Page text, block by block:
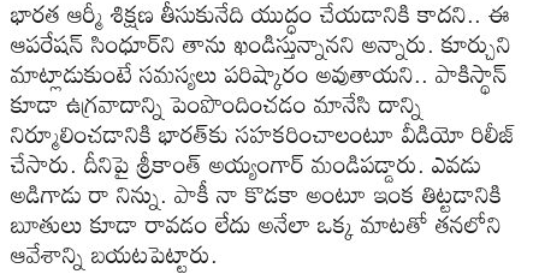
భార‌త ఆర్మీ శిక్ష‌ణ తీసుకునేది యుద్ధం చేయ‌డానికి కాద‌ని.. ఈ
ఆప‌రేష‌న్ సింధూర్‌ని తాను ఖండిస్తున్నాన‌ని అన్నారు. కూర్చుని
మాట్లాడుకుంటే స‌మ‌స్య‌లు ప‌రిష్కారం అవుతాయ‌ని.. పాకిస్థాన్
కూడా ఉగ్ర‌వాదాన్ని పెంపొందించ‌డం మానేసి దాన్ని
నిర్మూలించడానికి భార‌త్‌కు స‌హ‌క‌రించాలంటూ వీడియో రిలీజ్
చేసారు. దీనిపై శ్రీకాంత్ అయ్యంగార్ మండిప‌డ్డారు. ఎవ‌డు
అడిగాడు రా నిన్ను. పాకీ నా కొడ‌కా అంటూ ఇంక తిట్ట‌డానికి
బూతులు కూడా రావ‌డం లేదు అనేలా ఒక్క మాట‌తో త‌న‌లోని
ఆవేశాన్ని బ‌య‌ట‌పెట్టారు.